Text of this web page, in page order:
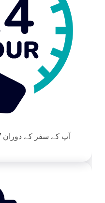
آپ کے سفر کے دوران 24/7 معیاری ذاتی معاونت